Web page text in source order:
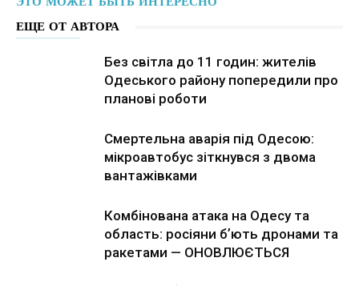
ЕЩЕ ОТ АВТОРА
Без світла до 11 годин: жителів
Одеського району попередили про
планові роботи
Смертельна аварія під Одесою:
мікроавтобус зіткнувся з двома
вантажівками
Комбінована атака на Одесу та
область: росіяни бʼють дронами та
ракетами — ОНОВЛЮЄТЬСЯ